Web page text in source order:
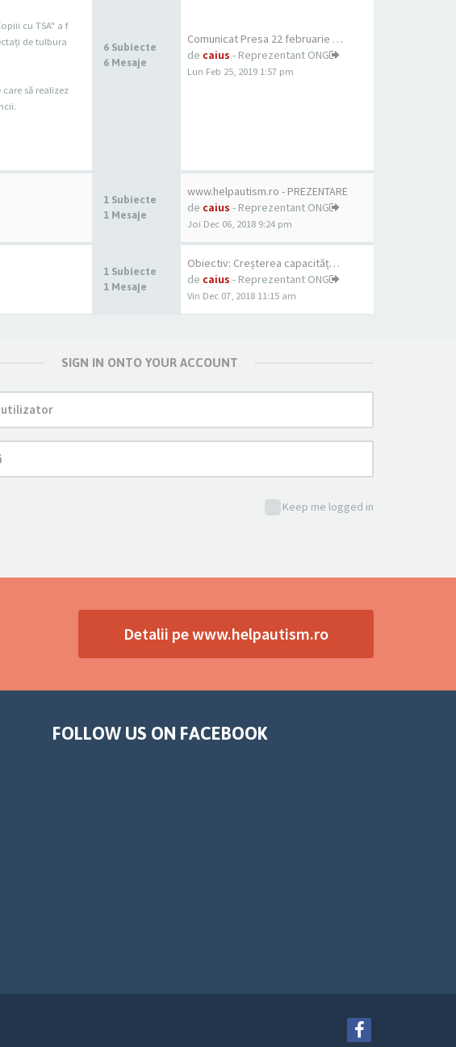
cu TSA" a f
de tulbura
să realizez
6 Subiecte
6 Mesaje
Comunicat Presa 22 februarie …
de caius - Reprezentant ONG
Lun Feb 25, 2019 1:57 pm
1 Subiecte
1 Mesaje
www.helpautism.ro - PREZENTARE
de caius - Reprezentant ONG
Joi Dec 06, 2018 9:24 pm
1 Subiecte
1 Mesaje
Obiectiv: Creșterea capacităț…
de caius - Reprezentant ONG
Vin Dec 07, 2018 11:15 am
SIGN IN ONTO YOUR ACCOUNT
Keep me logged in
Detalii pe www.helpautism.ro
FOLLOW US ON FACEBOOK